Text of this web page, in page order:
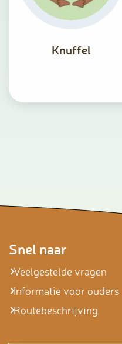
Knuffel
Snel naar
Veelgestelde vragen
Informatie voor ouders
Routebeschrijving